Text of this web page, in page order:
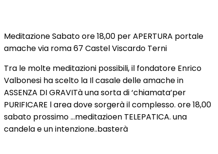
Meditazione Sabato ore 18,00 per APERTURA portale
amache via roma 67 Castel Viscardo Terni
Tra le molte meditazioni possibili, il fondatore Enrico
Valbonesi ha scelto la Il casale delle amache in
ASSENZA DI GRAVITà una sorta di ‘chiamata’per
PURIFICARE l area dove sorgerà il complesso. ore 18,00
sabato prossimo …meditazioen TELEPATICA. una
candela e un intenzione..basterà